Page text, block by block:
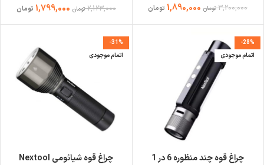
3,200,000 تومان 1,890,000 تومان 2,123,000 تومان 1,799,000 تومان
-28%
اتمام موجودی
چراغ قوه چند منظوره 6 در 1
-31%
اتمام موجودی
چراغ قوه شیائومی Nextool